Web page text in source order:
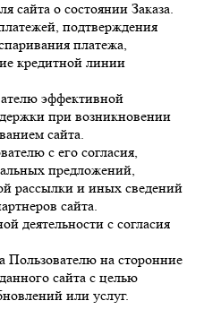
сайта о состоянии Заказа.
подтверждения
платежа,
кредитной линии
эффективной
при возникновении
сайта.
с его согласия,
предложений,
рассылки и иных сведений
сайта.
деятельности с согласия
Пользователю на сторонние
сайта с целью
или услуг.